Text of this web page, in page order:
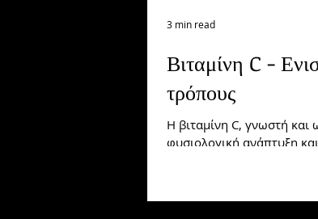
Βιταμίνη C -
τρόπους
Η βιταμίνη C, γνωστή και
φυσιολογική ανάπτυξη
3 min read